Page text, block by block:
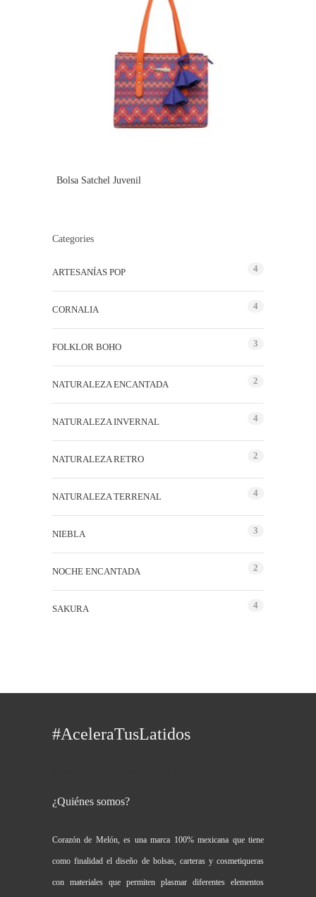
Bolsa Satchel Juvenil
Categories
ARTESANÍAS POP 4
CORNALIA 4
FOLKLOR BOHO 3
NATURALEZA ENCANTADA 2
NATURALEZA INVERNAL 4
NATURALEZA RETRO 2
NATURALEZA TERRENAL 4
NIEBLA 3
NOCHE ENCANTADA 2
SAKURA 4
#AceleraTusLatidos
¿Quiénes somos?
Corazón de Melón, es una marca 100% mexicana que tiene
como finalidad el diseño de bolsas, carteras y cosmetiqueras
con materiales que permiten plasmar diferentes elementos